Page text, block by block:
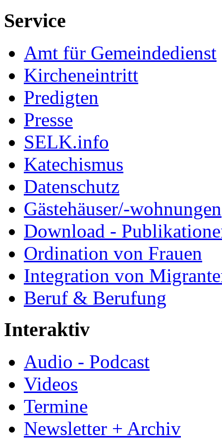
Service
Amt für Gemeindedienst
Kircheneintritt
Predigten
Presse
SELK.info
Katechismus
Datenschutz
Gästehäuser/-wohnungen
Download -
Ordination von Frauen
Integration von
Beruf & Berufung
Interaktiv
Audio - Podcast
Videos
Termine
Newsletter + Archiv